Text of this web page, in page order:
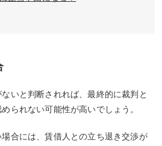
いと判断されれば、最終的に裁判と
られない可能性が高いでしょう。
合には、賃借人との立ち退き交渉が